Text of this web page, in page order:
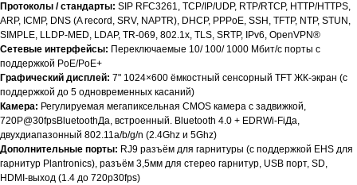
Протоколы / стандарты: SIP RFC3261, TCP/IP/UDP, RTP/RTCP, HTTP/HTTPS,
ARP, ICMP, DNS (A record, SRV, NAPTR), DHCP, PPPoE, SSH, TFTP, NTP, STUN,
SIMPLE, LLDP-MED, LDAP, TR-069, 802.1x, TLS, SRTP, IPv6, OpenVPN®
Сетевые интерфейсы: Переключаемые 10/ 100/ 1000 Мбит/с порты с
поддержкой PoE/PoE+
Графический дисплей: 7" 1024×600 ёмкостный сенсорный TFT ЖК-экран (с
поддержкой до 5 одновременных касаний)
Камера: Регулируемая мегапиксельная CMOS камера с задвижкой,
720P@30fpsBluetoothДа, встроенный. Bluetooth 4.0 + EDRWi-FiДа,
двухдиапазонный 802.11a/b/g/n (2.4Ghz и 5Ghz)
Дополнительные порты: RJ9 разъём для гарнитуры (с поддержкой EHS для
гарнитур Plantronics), разъём 3,5мм для стерео гарнитур, USB порт, SD,
HDMI-выход (1.4 до 720p30fps)